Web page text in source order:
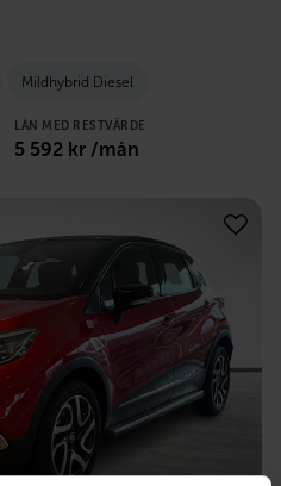
Mildhybrid Diesel
LÅN MED RESTVÄRDE
5 592 kr /mån